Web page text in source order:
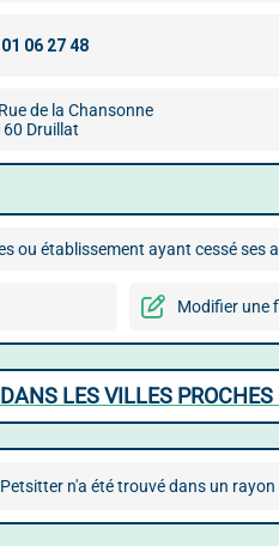
de la Chansonne
Druillat
ou établissement ayant cessé ses
Modifier une
LES VILLES
n'a été trouvé dans un